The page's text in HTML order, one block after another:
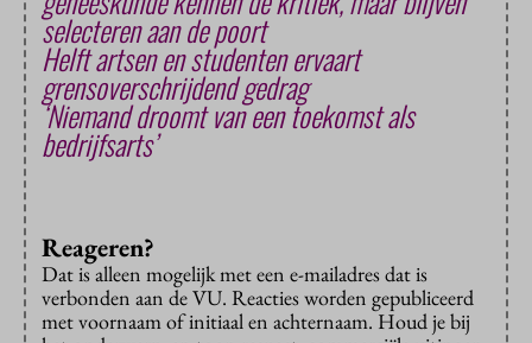
selecteren aan de poort
Helft artsen en studenten ervaart
grensoverschrijdend gedrag
‘Niemand droomt van een toekomst als
bedrijfsarts’
Reageren?
Dat is alleen mogelijk met een e-mailadres dat is
verbonden aan de VU. Reacties worden gepubliceerd
met voornaam of initiaal en achternaam. Houd je bij